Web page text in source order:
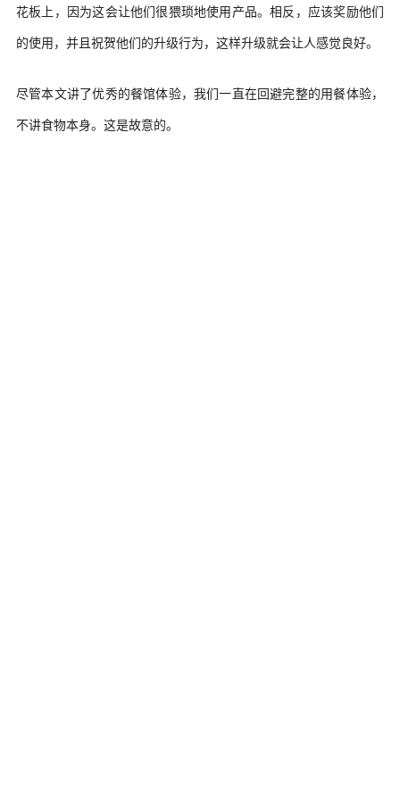
花板上，因为这会让他们很猥琐地使用产品。相反，应该奖励他们
的使用，并且祝贺他们的升级行为，这样升级就会让人感觉良好。
尽管本文讲了优秀的餐馆体验，我们一直在回避完整的用餐体验，
不讲食物本身。这是故意的。